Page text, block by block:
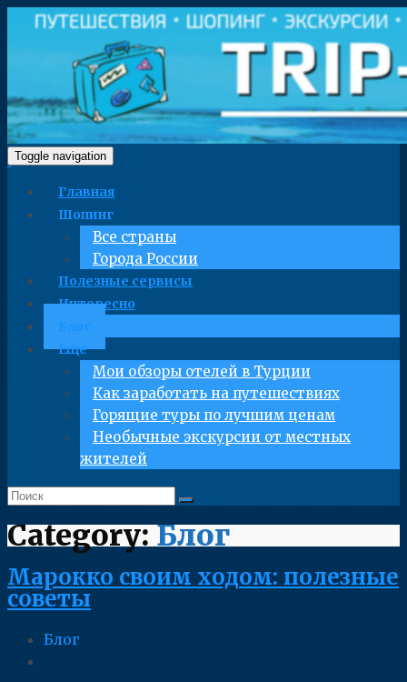
Toggle navigation
Главная
Шопинг
Все страны
Города России
Полезные сервисы
Интересно
Блог
Еще
Мои обзоры отелей в Турции
Как заработать на путешествиях
Горящие туры по лучшим ценам
Необычные экскурсии от местных
жителей
Category:Блог
Марокко своим ходом: полезные
советы
Блог